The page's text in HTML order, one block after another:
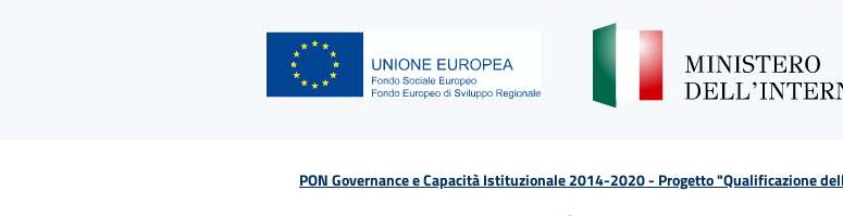
PON Governance e Capacità Istituzionale 2014-2020 - Progetto "Qualificazione